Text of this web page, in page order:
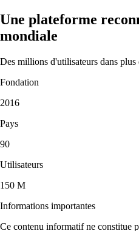
Une plateforme
mondiale
Des millions d'utilisateurs dans plus
Fondation
2016
Pays
90
Utilisateurs
150 M
Informations importantes
Ce contenu informatif ne constitue